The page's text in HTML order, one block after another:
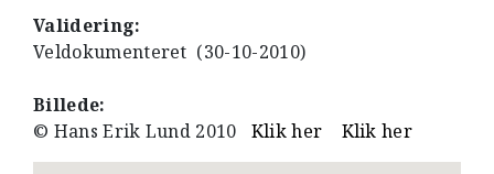
Validering:
Veldokumenteret (30-10-2010)
Billede:
© Hans Erik Lund 2010 Klik her Klik her